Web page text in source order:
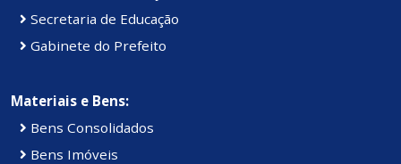
Secretaria de Educação
Gabinete do Prefeito
Materiais e Bens:
Bens Consolidados
Bens Imóveis